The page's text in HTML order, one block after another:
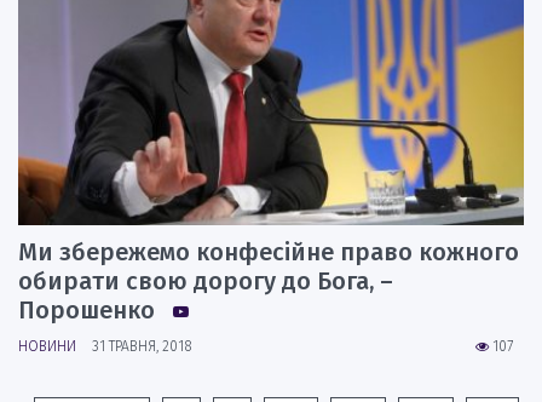
Ми збережемо конфесійне право кожного
обирати свою дорогу до Бога, –
Порошенко
107
НОВИНИ 31 ТРАВНЯ, 2018